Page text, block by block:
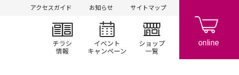
アクセスガイド お知らせ サイトマップ
チラシ情報 イベント/キャンペーン
ショップ一覧